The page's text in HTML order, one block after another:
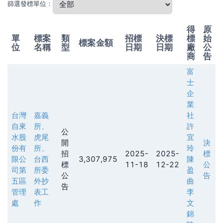
篩選發標單位：
單
位
標案
名稱
類
型
標案金額
招標
日期
決標
日期
得
標
廠
商
原
始
公
告
台灣
自來
水股
份有
限公
司第
五區
管理
處
嘉義
所、
虎尾
所、
台西
所委
外抄
表工
作
公
開
招
標
公
告
3,307,975
2025-
11-18
2025-
12-22
富
士
企
業
社
許
宜
玲
陳
盈
曲
李
文
錦
決
標
公
告